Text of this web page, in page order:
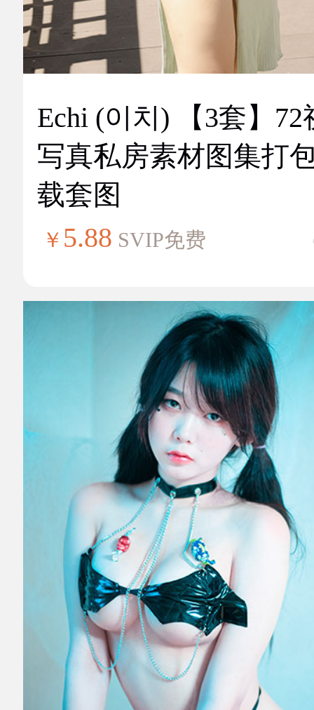
Echi (이치) 【3套】72
写真私房素材图集打
载套图
￥ 5.88 SVIP免费